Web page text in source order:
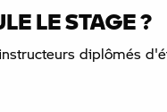
LE STAGE ?
diplômés